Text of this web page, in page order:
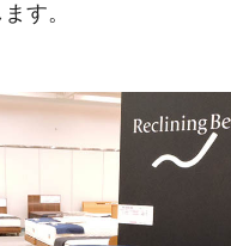
す。